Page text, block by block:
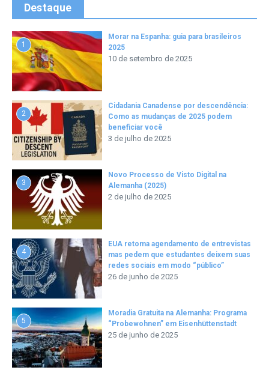
Destaque
1
Morar na Espanha: guia para brasileiros
2025
10 de setembro de 2025
2
Cidadania Canadense por descendência:
Como as mudanças de 2025 podem
beneficiar você
3 de julho de 2025
3
Novo Processo de Visto Digital na
Alemanha (2025)
2 de julho de 2025
4
EUA retoma agendamento de entrevistas
mas pedem que estudantes deixem suas
redes sociais em modo “público”
26 de junho de 2025
5
Moradia Gratuita na Alemanha: Programa
“Probewohnen” em Eisenhüttenstadt
25 de junho de 2025